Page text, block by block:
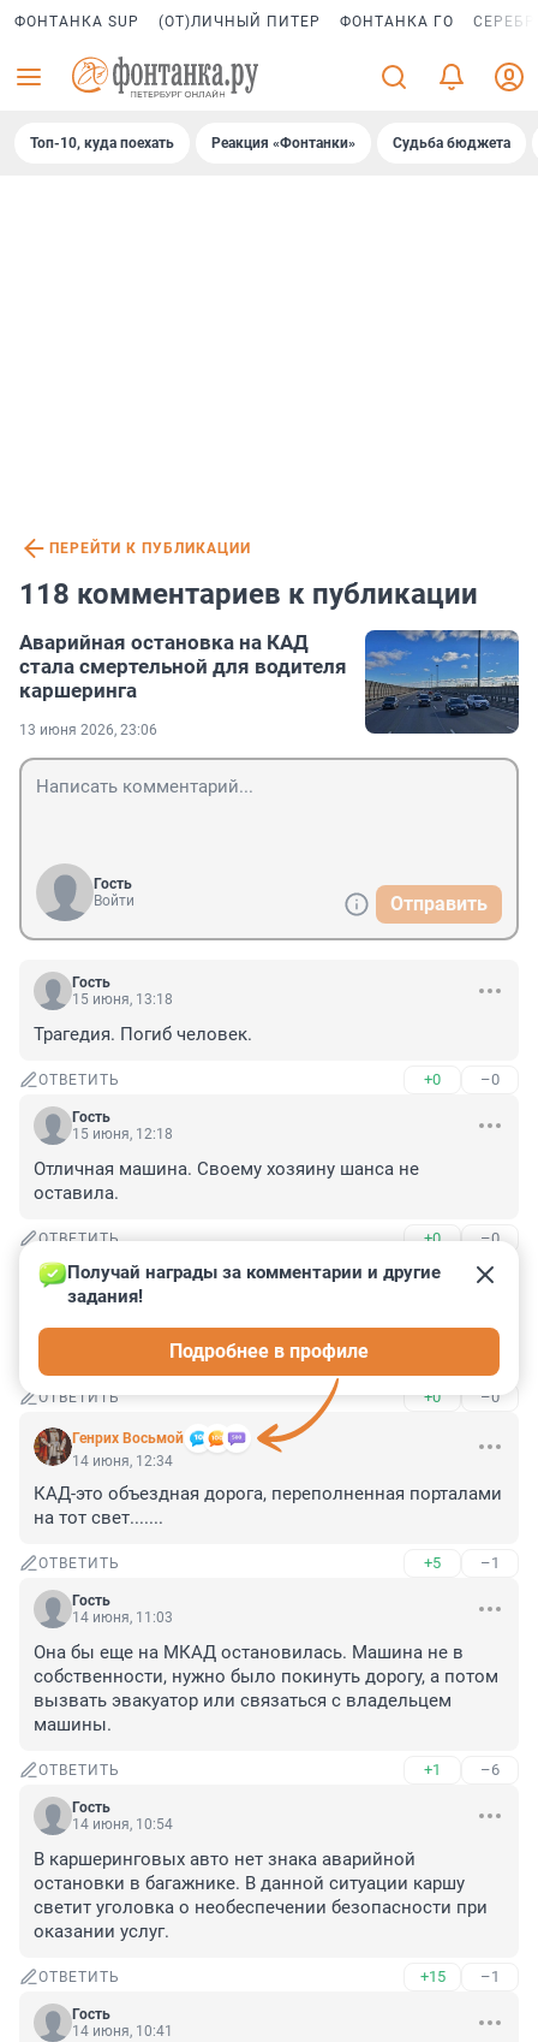
ФОНТАНКА SUP (ОТ)ЛИЧНЫЙ ПИТЕР ФОНТАНКА ГО
Топ-10, куда поехать Реакция «Фонтанки» Судьба бюджета
ПЕРЕЙТИ К ПУБЛИКАЦИИ
118 комментариев к публикации
Аварийная остановка на КАД
стала смертельной для водителя
каршеринга
13 июня 2026, 23:06
Гость
Войти
Отправить
Гость
15 июня, 13:18
Трагедия. Погиб человек.
ОТВЕТИТЬ +0 –0
Гость
15 июня, 12:18
Отличная машина. Своему хозяину шанса не
оставила.
ОТВЕТИТЬ +0 –0
Гость
14 июня, 20:55
выставляй не выставляй аварийный знак на кад
ОТВЕТИТЬ +0 –0
Генрих Восьмой
Получай награды за комментарии и другие
задания!
Подробнее в профиле
14 июня, 12:34
КАД-это объездная дорога, переполненная порталами
на тот свет.......
ОТВЕТИТЬ +5 –1
Гость
14 июня, 11:03
Она бы еще на МКАД остановилась. Машина не в
собственности, нужно было покинуть дорогу, а потом
вызвать эвакуатор или связаться с владельцем
машины.
ОТВЕТИТЬ +1 –6
Гость
14 июня, 10:54
В каршеринговых авто нет знака аварийной
остановки в багажнике. В данной ситуации каршу
светит уголовка о необеспечении безопасности при
оказании услуг.
ОТВЕТИТЬ +15 –1
Гость
14 июня, 10:41